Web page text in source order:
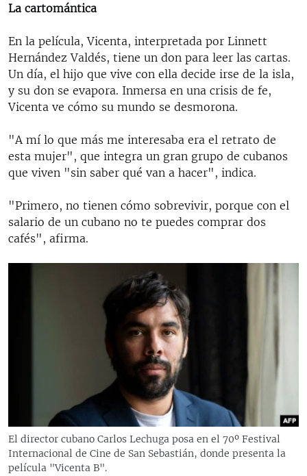
La cartomántica
En la película, Vicenta, interpretada por Linnett
Hernández Valdés, tiene un don para leer las cartas.
Un día, el hijo que vive con ella decide irse de la isla,
y su don se evapora. Inmersa en una crisis de fe,
Vicenta ve cómo su mundo se desmorona.
"A mí lo que más me interesaba era el retrato de
esta mujer", que integra un gran grupo de cubanos
que viven "sin saber qué van a hacer", indica.
"Primero, no tienen cómo sobrevivir, porque con el
salario de un cubano no te puedes comprar dos
cafés", afirma.
El director cubano Carlos Lechuga posa en el 70º Festival
Internacional de Cine de San Sebastián, donde presenta la
película "Vicenta B".